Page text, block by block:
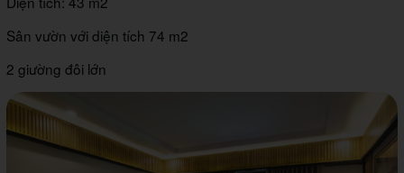
Sân vườn với diện tích 74 m2
2 giường đôi lớn